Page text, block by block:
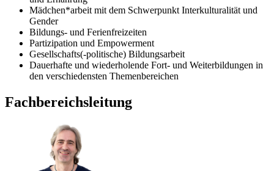
Mädchen*arbeit mit dem Schwerpunkt Interkulturalität und
Gender
Bildungs- und Ferienfreizeiten
Partizipation und Empowerment
Gesellschafts(-politische) Bildungsarbeit
Dauerhafte und wiederholende Fort- und Weiterbildungen in
den verschiedensten Themenbereichen
Fachbereichsleitung